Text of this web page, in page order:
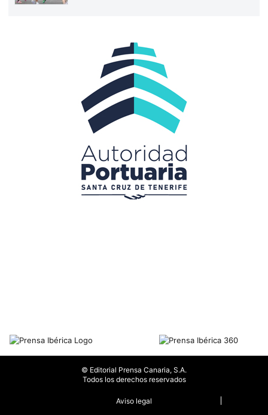
© Editorial Prensa Canaria, S.A.
Todos los derechos reservados
Aviso legal